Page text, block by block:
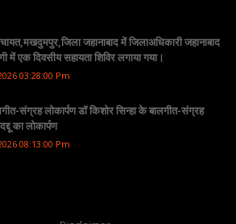
जहानाबाद में जिलाअधिकारी जहानाबाद
में एक दिवसीय सहायता शिविर लगाया गया।
03:28:00 Pm
संग्रह लोकार्पण डॉ किशोर सिन्हा के बालगीत-संग्रह
का लोकार्पण
08:13:00 Pm